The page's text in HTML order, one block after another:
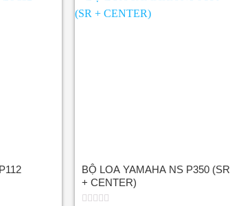
BỘ LOA YAMAHA NS P350 (SR
+ CENTER)